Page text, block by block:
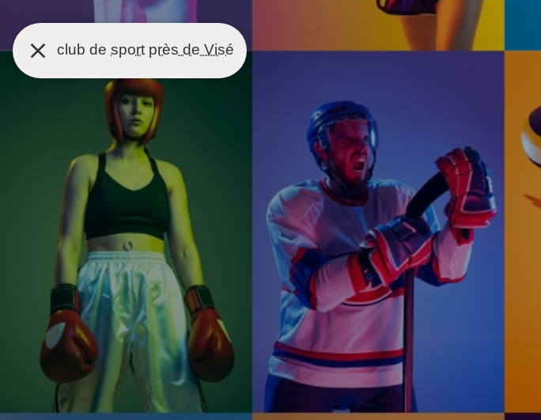
club de sport près de Visé